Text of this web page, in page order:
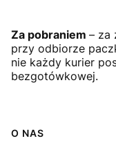
Za pobraniem – za
przy odbiorze
nie każdy kurier
bezgotówkowej.
Linki w stopce
O NAS